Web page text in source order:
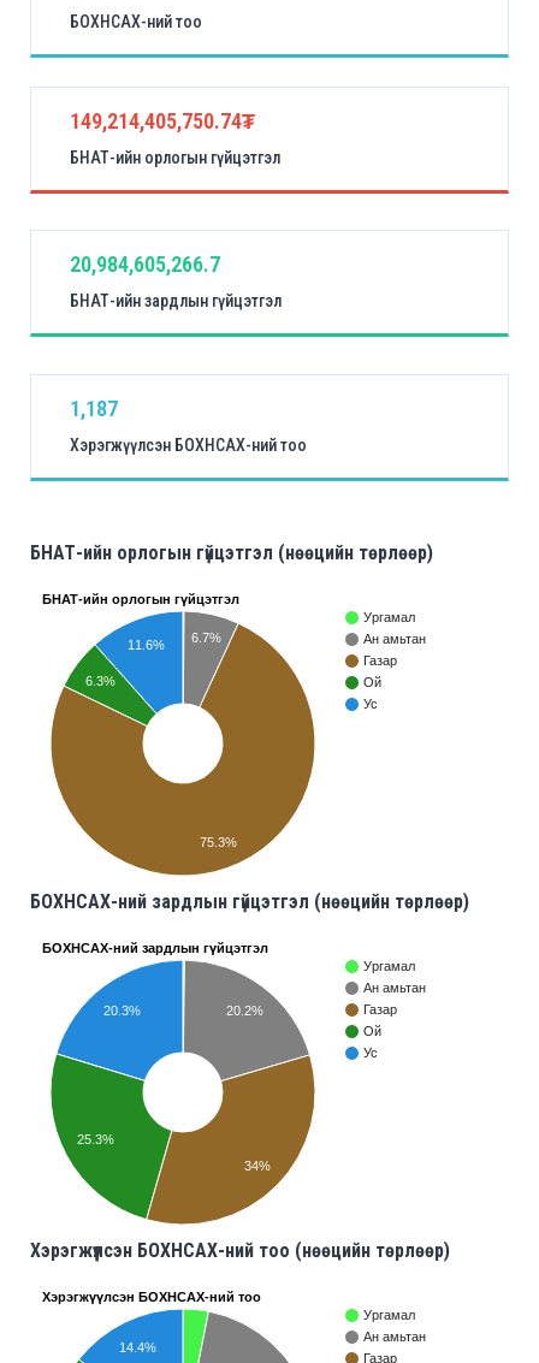
БОХНСАХ-ний тоо
149,214,405,750.74₮
БНАТ-ийн орлогын гүйцэтгэл
20,984,605,266.7
БНАТ-ийн зардлын гүйцэтгэл
1,187
Хэрэгжүүлсэн БОХНСАХ-ний тоо
БНАТ-ийн орлогын гүйцэтгэл (нөөцийн төрлөөр)
БНАТ-ийн орлогын гүйцэтгэл
Ургамал
Ан амьтан
Газар
Ой
Ус
6.7%
11.6%
6.3%
75.3%
БОХНСАХ-ний зардлын гүйцэтгэл (нөөцийн төрлөөр)
БОХНСАХ-ний зардлын гүйцэтгэл
Ургамал
Ан амьтан
Газар
Ой
Ус
20.2%
20.3%
25.3%
34%
Хэрэгжүүлсэн БОХНСАХ-ний тоо (нөөцийн төрлөөр)
Хэрэгжүүлсэн БОХНСАХ-ний тоо
Ургамал
Ан амьтан
Газар
14.4%